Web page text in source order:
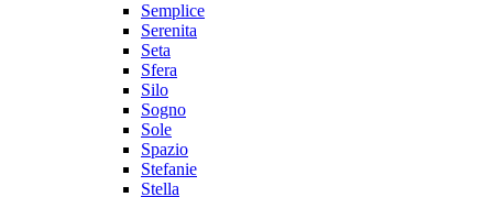
Semplice
Serenita
Seta
Sfera
Silo
Sogno
Sole
Spazio
Stefanie
Stella